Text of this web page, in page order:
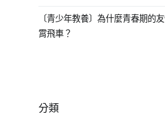
〔青少年教養〕為什麼青春期的
霄飛車？
分類